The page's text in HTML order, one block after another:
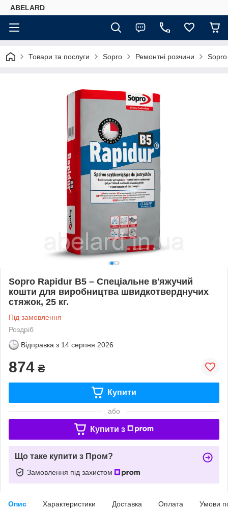
ABELARD
Товари та послуги Sopro Ремонтні розчини Sopro
Sopro Rapidur B5 – Спеціальне в'яжучий
кошти для виробництва швидкотверднучих
стяжок, 25 кг.
Під замовлення
Роздріб
Відправка з 14 серпня 2026
874 ₴
Купити
або
Купити з
Що таке купити з Пром?
Замовлення під захистом
Опис Характеристики Доставка Оплата Умови